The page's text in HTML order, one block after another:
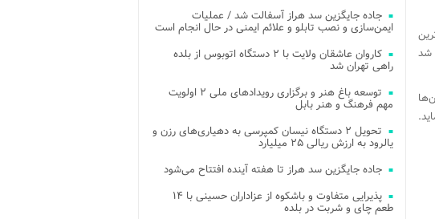
شد
جاده جایگزین سد هراز آسفالت شد / عملیات
ایمن‌سازی و نصب تابلو و علائم ایمنی در حال انجام است
کاروان عاشقان ولایت با ۲ دستگاه اتوبوس از بلده
راهی تهران شد
توسعه باغ هنر و برگزاری رویدادهای ملی ۲ اولویت
مهم فرهنگ و هنر بابل
تحویل ۲ دستگاه نیسان کمپرسی به دهیاری‌های رزن و
یالرود به ارزش ریالی ۲۵ میلیارد
جاده جایگزین سد هراز تا هفته آینده افتتاح می‌شود
پذیرایی متفاوت و باشکوه از عزاداران حسینی با ۱۴
طعم چای و شربت در بلده